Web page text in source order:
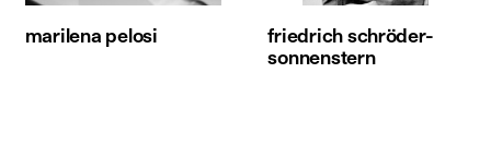
marilena pelosi
friedrich schröder-
sonnenstern